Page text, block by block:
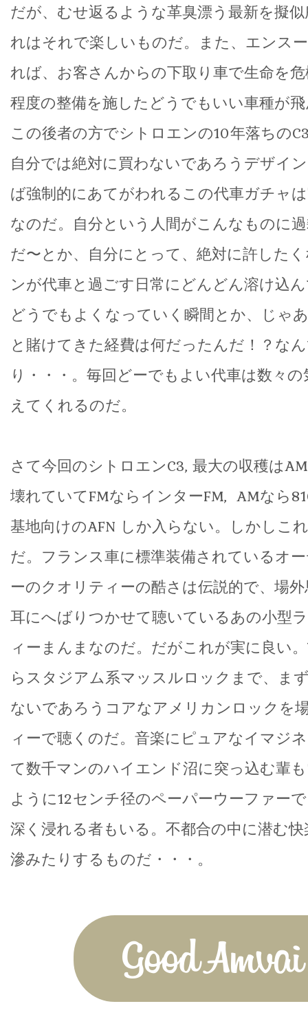
だが、むせ返るような革臭漂う最新を擬
れはそれで楽しいものだ。また、エンス
れば、お客さんからの下取り車で生命を
程度の整備を施したどうでもいい車種が
この後者の方でシトロエンの10年落ちの
自分では絶対に買わないであろうデザイ
ば強制的にあてがわれるこの代車ガチャ
なのだ。自分という人間がこんなものに
だ〜とか、自分にとって、絶対に許した
ンが代車と過ごす日常にどんどん溶け込
どうでもよくなっていく瞬間とか、じゃ
と賭けてきた経費は何だったんだ！？な
り・・・。毎回どーでもよい代車は数々
えてくれるのだ。
さて今回のシトロエンC3, 最大の収穫は
壊れていてFMならインターFM, AMなら
基地向けのAFN しか入らない。しかしこ
だ。フランス車に標準装備されているオ
ーのクオリティーの酷さは伝説的で、場
耳にへばりつかせて聴いているあの小型
ィーまんまなのだ。だがこれが実に良い
らスタジアム系マッスルロックまで、ま
ないであろうコアなアメリカンロックを
ィーで聴くのだ。音楽にピュアなイマジ
て数千マンのハイエンド沼に突っ込む輩
ように12センチ径のペーパーウーファー
深く浸れる者もいる。不都合の中に潜む
滲みたりするものだ・・・。